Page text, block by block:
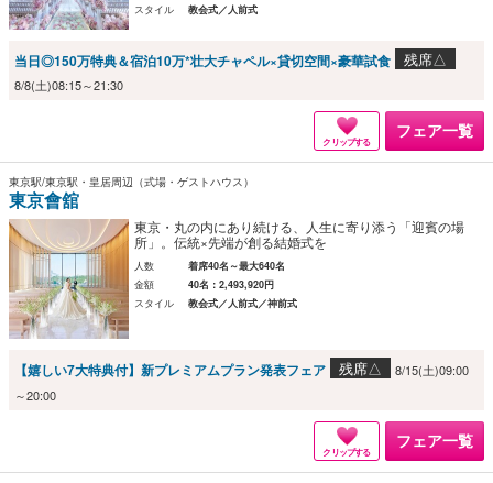
スタイル
教会式／人前式
当日◎150万特典＆宿泊10万*壮大チャペル×貸切空間×豪華試食 残席△
8/8(土)08:15～21:30
クリップする
フェア一覧
東京駅/東京駅・皇居周辺（式場・ゲストハウス）
東京會舘
東京・丸の内にあり続ける、人生に寄り添う「迎賓の場
所」。伝統×先端が創る結婚式を
人数
着席40名～最大640名
金額
40名：2,493,920円
スタイル
教会式／人前式／神前式
【嬉しい7大特典付】新プレミアムプラン発表フェア 残席△
8/15(土)09:00
～20:00
クリップする
フェア一覧